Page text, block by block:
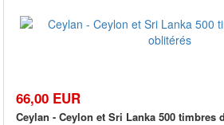
66,00 EUR
Ceylan - Ceylon et Sri Lanka 500 timbres